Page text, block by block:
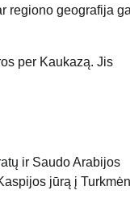
regiono geografija
per Kaukazą. Jis
ir Saudo Arabijos
jūrą į